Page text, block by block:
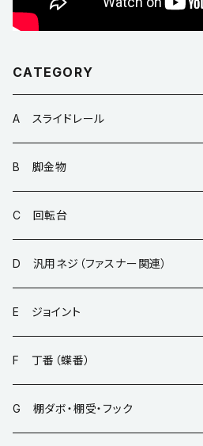
CATEGORY
A スライドレール
B 脚金物
C 回転台
D 汎用ネジ（ファスナー関連）
E ジョイント
F 丁番（蝶番）
G 棚ダボ・棚受・フック